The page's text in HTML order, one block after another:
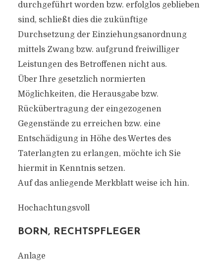
durchgeführt worden bzw. erfolglos geblieben
sind, schließt dies die zukünftige
Durchsetzung der Einziehungsanordnung
mittels Zwang bzw. aufgrund freiwilliger
Leistungen des Betroffenen nicht aus.
Über Ihre gesetzlich normierten
Möglichkeiten, die Herausgabe bzw.
Rückübertragung der eingezogenen
Gegenstände zu erreichen bzw. eine
Entschädigung in Höhe des Wertes des
Taterlangten zu erlangen, möchte ich Sie
hiermit in Kenntnis setzen.
Auf das anliegende Merkblatt weise ich hin.
Hochachtungsvoll
BORN, RECHTSPFLEGER
Anlage